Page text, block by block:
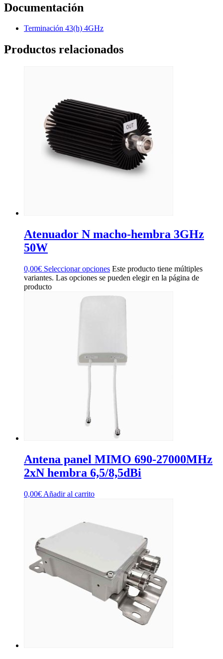
Documentación
Terminación 43(h) 4GHz
Productos relacionados
Atenuador N macho-hembra 3GHz
50W
0,00€ Seleccionar opciones Este producto tiene múltiples
variantes. Las opciones se pueden elegir en la página de
producto
Antena panel MIMO 690-27000MHz
2xN hembra 6,5/8,5dBi
0,00€ Añadir al carrito